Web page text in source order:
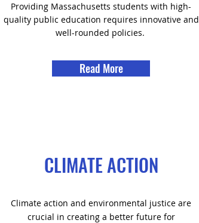
Providing Massachusetts students with high-
quality public education requires innovative and
well-rounded policies.
Read More
CLIMATE ACTION
Climate action and environmental justice are
crucial in creating a better future for